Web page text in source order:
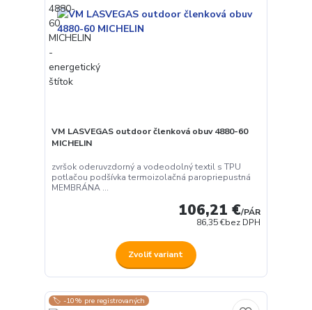
VM LASVEGAS outdoor členková obuv 4880-60
MICHELIN
zvršok oderuvzdorný a vodeodolný textil s TPU
potlačou podšívka termoizolačná paropriepustná
MEMBRÁNA ...
106,21 €/PÁR
86,35 €bez DPH
Zvoliť variant
🏷️ -10% pre registrovaných